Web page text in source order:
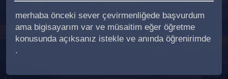
merhaba önceki sever çevirmenliğede başvurdum
ama bigisayarım var ve müsaitim eğer öğretme
konusunda açıksanız istekle ve anında öğrenirimde
.